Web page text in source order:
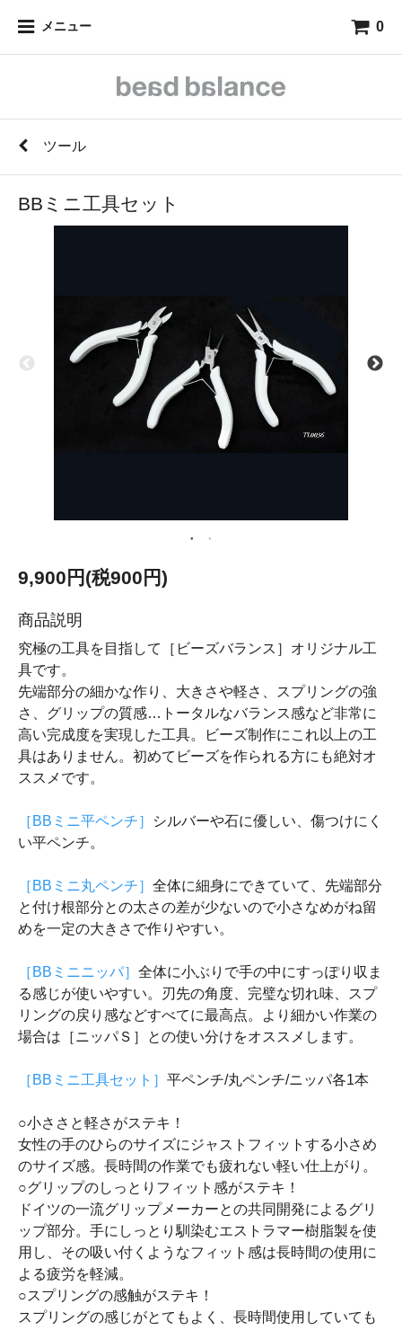
メニュー 0
ツール
BBミニ工具セット
9,900円(税900円)
商品説明
究極の工具を目指して［ビーズバランス］オリジナル工
具です。
先端部分の細かな作り、大きさや軽さ、スプリングの強
さ、グリップの質感…トータルなバランス感など非常に
高い完成度を実現した工具。ビーズ制作にこれ以上の工
具はありません。初めてビーズを作られる方にも絶対オ
ススメです。
［BBミニ平ペンチ］
シルバーや石に優しい、傷つけにく
い平ペンチ。
［BBミニ丸ペンチ］ 全体に細身にできていて、先端部分
と付け根部分との太さの差が少ないので小さなめがね留
めを一定の大きさで作りやすい。
［BBミニニッパ］ 全体に小ぶりで手の中にすっぽり収ま
る感じが使いやすい。刃先の角度、完璧な切れ味、スプ
リングの戻り感などすべてに最高点。より細かい作業の
場合は［ニッパＳ］との使い分けをオススメします。
［BBミニ工具セット］ 平ペンチ/丸ペンチ/ニッパ各1本
○小ささと軽さがステキ！
女性の手のひらのサイズにジャストフィットする小さめ
のサイズ感。長時間の作業でも疲れない軽い仕上がり。
○グリップのしっとりフィット感がステキ！
ドイツの一流グリップメーカーとの共同開発によるグリ
ップ部分。手にしっとり馴染むエストラマー樹脂製を使
用し、その吸い付くようなフィット感は長時間の使用に
よる疲労を軽減。
○スプリングの感触がステキ！
スプリングの感じがとてもよく、長時間使用していても